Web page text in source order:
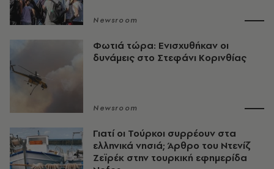
Newsroom
Φωτιά τώρα: Ενισχυθήκαν οι
δυνάμεις στο Στεφάνι Κορινθίας
Newsroom
Γιατί οι Τούρκοι συρρέουν στα
ελληνικά νησιά; Άρθρο του Ντενίζ
Ζεϊρέκ στην τουρκική εφημερίδα